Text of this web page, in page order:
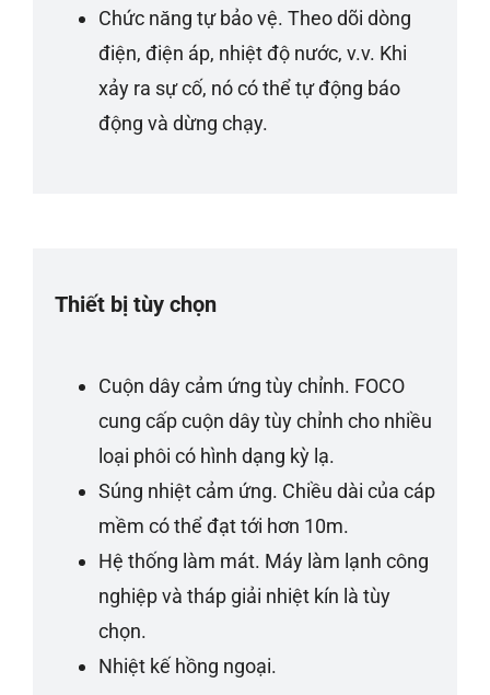
Chức năng tự bảo vệ. Theo dõi dòng
điện, điện áp, nhiệt độ nước, v.v. Khi
xảy ra sự cố, nó có thể tự động báo
động và dừng chạy.
Thiết bị tùy chọn
Cuộn dây cảm ứng tùy chỉnh. FOCO
cung cấp cuộn dây tùy chỉnh cho nhiều
loại phôi có hình dạng kỳ lạ.
Súng nhiệt cảm ứng. Chiều dài của cáp
mềm có thể đạt tới hơn 10m.
Hệ thống làm mát. Máy làm lạnh công
nghiệp và tháp giải nhiệt kín là tùy
chọn.
Nhiệt kế hồng ngoại.